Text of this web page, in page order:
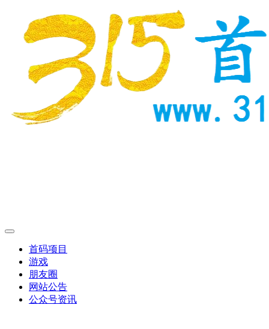
首码项目
游戏
朋友圈
网站公告
公众号资讯